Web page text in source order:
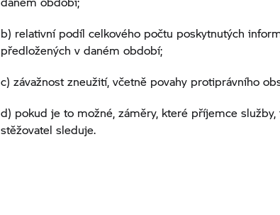
b) relativní podíl celkového počtu poskytnutých
předložených v daném období;
c) závažnost zneužití, včetně povahy protiprávního
d) pokud je to možné, záměry, které příjemce
stěžovatel sleduje.